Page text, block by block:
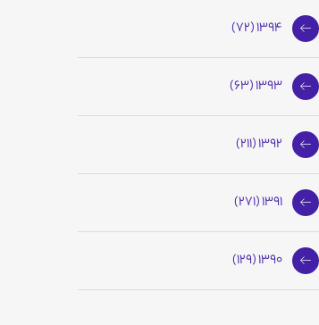
1394 (72)
1393 (63)
1392 (211)
1391 (271)
1390 (129)